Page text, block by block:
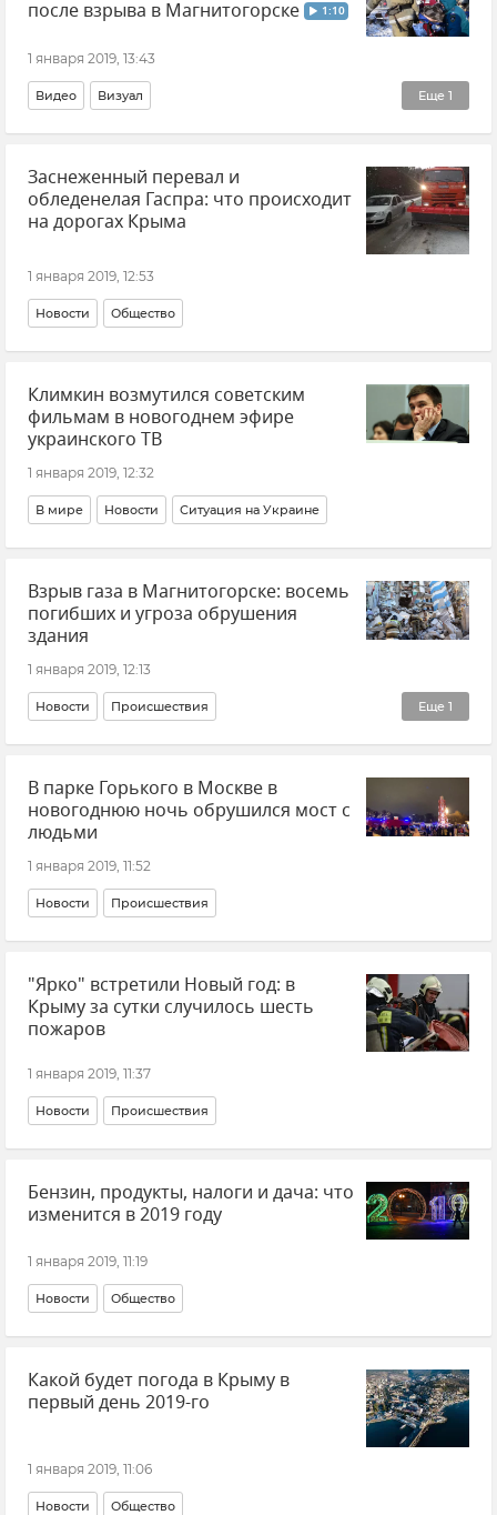
после взрыва в Магнитогорске
1:10
1 января 2019, 13:43
Еще 1
Видео Визуал
Взрыв газа в жилом доме в Магнитогорске
Заснеженный перевал и
обледенелая Гаспра: что происходит
на дорогах Крыма
1 января 2019, 12:53
Новости Общество
Климкин возмутился советским
фильмам в новогоднем эфире
украинского ТВ
1 января 2019, 12:32
В мире Новости Ситуация на Украине
Взрыв газа в Магнитогорске: восемь
погибших и угроза обрушения
здания
1 января 2019, 12:13
Еще 1
Новости Происшествия
Взрыв газа в жилом доме в Магнитогорске
В парке Горького в Москве в
новогоднюю ночь обрушился мост с
людьми
1 января 2019, 11:52
Новости Происшествия
"Ярко" встретили Новый год: в
Крыму за сутки случилось шесть
пожаров
1 января 2019, 11:37
Новости Происшествия
Бензин, продукты, налоги и дача: что
изменится в 2019 году
1 января 2019, 11:19
Новости Общество
Какой будет погода в Крыму в
первый день 2019-го
1 января 2019, 11:06
Новости Общество